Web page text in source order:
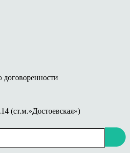
(ст.м.»Достоевская»)